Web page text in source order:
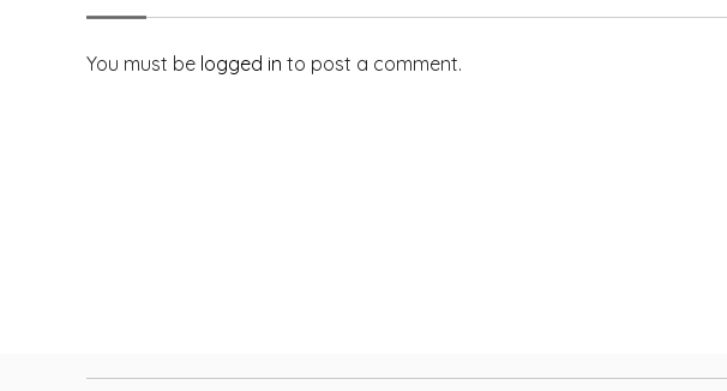
You must be logged in to post a comment.